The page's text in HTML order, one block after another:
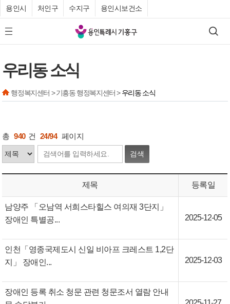
용인시 처인구 수지구 용인시보건소
모바일 메뉴 버튼
기
흥
청
검색
우리동 소식
행정복지센터 > 기흥동 행정복지센터 >우리동 소식
총 940 건 24/94 페이지
검색
제목 등록일
남양주 「오남역 서희스타힐스 여의재 3단지」
장애인 특별공...
2025-12-05
인천「영종국제도시 신일 비아프 크레스트 1,2단
지」 장애인...
2025-12-03
장애인 등록 취소 청문 관련 청문조서 열람 안내